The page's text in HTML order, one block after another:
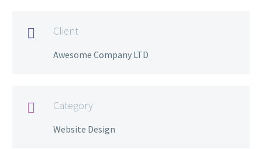
 Client
Awesome Company LTD
 Category
Website Design